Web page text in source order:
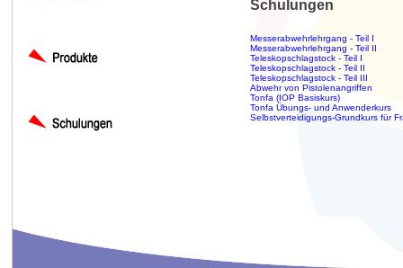
Schulungen
Messerabwehrlehrgang - Teil I
Messerabwehrlehrgang - Teil II
Teleskopschlagstock - Teil I
Teleskopschlagstock - Teil II
Teleskopschlagstock - Teil III
Abwehr von Pistolenangriffen
Tonfa (IOP Basiskurs)
Tonfa Übungs- und Anwenderkurs
Selbstverteidigungs-Grundkurs für